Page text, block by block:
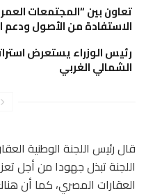
تعاون بين “المجتمعات
الاستفادة من الأصول ودعم
رئيس الوزراء يستعرض
الشمالي الغربي
قال رئيس اللجنة الوطنية
اللجنة تبذل جهودا من أجل
العقارات المصري، كما أن